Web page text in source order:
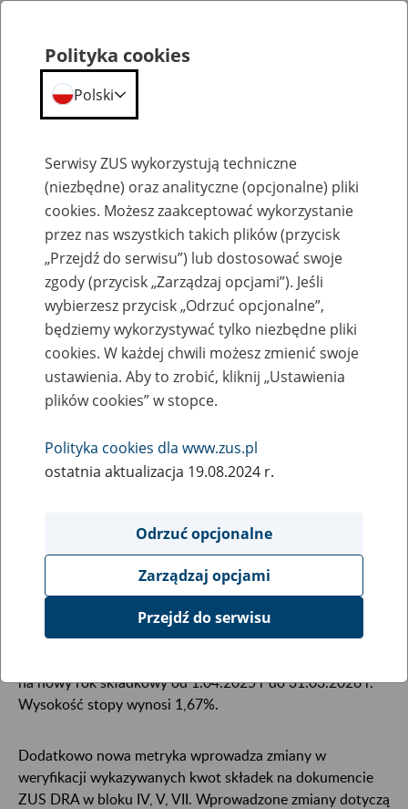
Komunikaty
Wdrożenie nowej metryki programu
Płatnik 28 marca 2025 r.
27
marca
2025
28 marca 2025 r., w godzinach 18:00 – 23:30
planujemy wdrożenie nowej metryki 307 dla wersji
10.02.002 programu Płatnik.
Metryka wprowadza aktualizację informacji o wysokości
na nowy rok składkowy od 1.04.2025 r do 31.03.2026 r.
Wysokość stopy wynosi 1,67%.
Dodatkowo nowa metryka wprowadza zmiany w
weryfikacji wykazywanych kwot składek na dokumencie
ZUS DRA w bloku IV, V, VII. Wprowadzone zmiany dotyczą
Polityka cookies
Polski
Serwisy ZUS wykorzystują techniczne
(niezbędne) oraz analityczne (opcjonalne) pliki
cookies. Możesz zaakceptować wykorzystanie
przez nas wszystkich takich plików (przycisk
„Przejdź do serwisu”) lub dostosować swoje
zgody (przycisk „Zarządzaj opcjami”). Jeśli
wybierzesz przycisk „Odrzuć opcjonalne”,
będziemy wykorzystywać tylko niezbędne pliki
cookies. W każdej chwili możesz zmienić swoje
ustawienia. Aby to zrobić, kliknij „Ustawienia
plików cookies” w stopce.
Polityka cookies dla www.zus.pl
ostatnia aktualizacja 19.08.2024 r.
Odrzuć opcjonalne
Zarządzaj opcjami
Przejdź do serwisu